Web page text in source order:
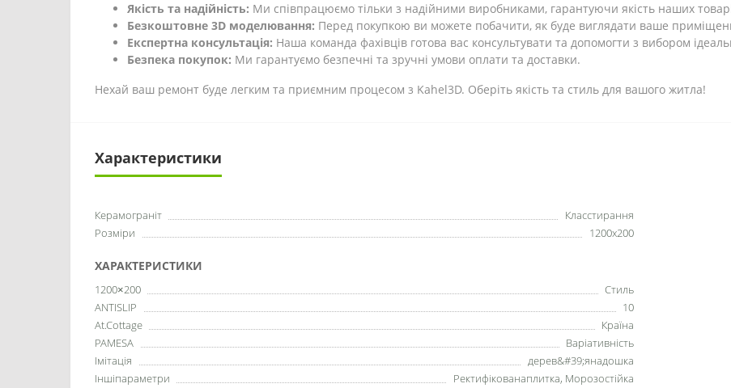
Якість та надійність: Ми співпрацюємо тільки з надійними виробниками, гарантуючи якість наших
Безкоштовне 3D моделювання: Перед покупкою ви можете побачити, як буде виглядати ваше
Експертна консультація: Наша команда фахівців готова вас консультувати та допомогти з вибором
Безпека покупок: Ми гарантуємо безпечні та зручні умови оплати та доставки.
Нехай ваш ремонт буде легким та приємним процесом з Kahel3D. Оберіть якість та стиль для вашого житла!
Характеристики
Керамограніт
Класстирання
Розміри
1200x200
ХАРАКТЕРИСТИКИ
1200×200
Стиль
ANTISLIP
10
At.Cottage
Країна
PAMESA
Варіативність
Імітація
дерев&#39;янадошка
Іншіпараметри
Ректифікованаплитка, Морозостійка